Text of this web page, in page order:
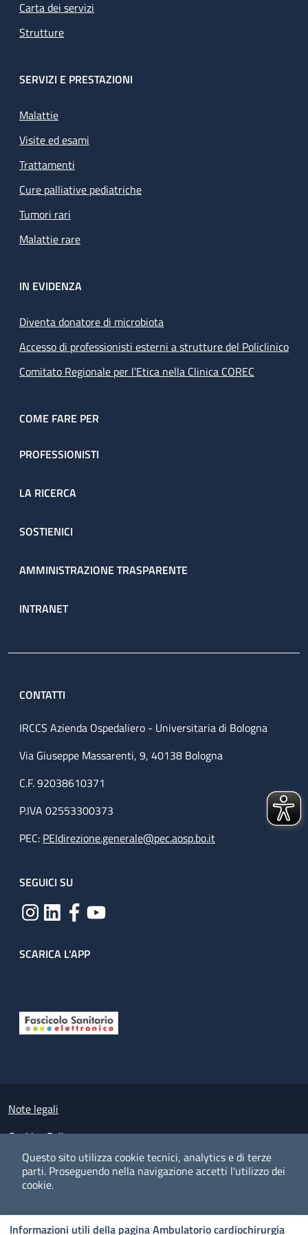
Questo sito utilizza cookie tecnici, analytics e di terze
parti. Proseguendo nella navigazione accetti l'utilizzo dei
cookie.
Informazioni utili della pagina Ambulatorio cardiochirurgia
Carta dei servizi
Strutture
SERVIZI E PRESTAZIONI
Malattie
Visite ed esami
Trattamenti
Cure palliative pediatriche
Tumori rari
Malattie rare
IN EVIDENZA
Diventa donatore di microbiota
Accesso di professionisti esterni a strutture del Policlinico
Comitato Regionale per l’Etica nella Clinica COREC
COME FARE PER
PROFESSIONISTI
LA RICERCA
SOSTIENICI
AMMINISTRAZIONE TRASPARENTE
INTRANET
CONTATTI
IRCCS Azienda Ospedaliero - Universitaria di Bologna
Via Giuseppe Massarenti, 9, 40138 Bologna
C.F. 92038610371
P.IVA 02553300373
PEC: PEIdirezione.generale@pec.aosp.bo.it
SEGUICI SU
SCARICA L'APP
Small prints
Note legali
Cookies Policy
Policy privacy e protezione del dato personale
Albo pretorio on-line
Dichiarazione di accessibilità